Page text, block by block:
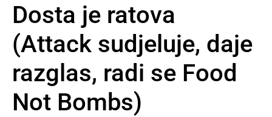
Dosta je ratova
(Attack sudjeluje, daje
razglas, radi se Food
Not Bombs)